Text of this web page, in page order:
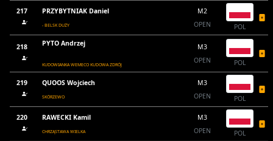
217 PRZYBYTNIAK Daniel
- BELSK DUŻY
M2
OPEN
POL
218 PYTO Andrzej
KUDOWIANKA WEMECO KUDOWA ZDRÓJ
M3
OPEN
POL
219 QUOOS Wojciech
SKÓRZEWO
M3
OPEN
POL
220 RAWECKI Kamil
CHRZĄSTAWA WIELKA
M3
OPEN
POL